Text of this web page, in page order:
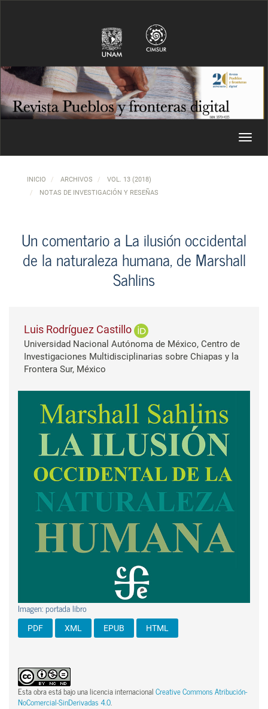
INICIO ARCHIVOS
VOL. 13 (2018)
NOTAS DE INVESTIGACIÓN Y RESEÑAS
Un comentario a La ilusión occidental
de la naturaleza humana, de Marshall
Sahlins
Luis Rodríguez Castillo
Universidad Nacional Autónoma de México, Centro de
Investigaciones Multidisciplinarias sobre Chiapas y la
Frontera Sur, México
Imagen: portada libro
PDF XML EPUB HTML
Esta obra está bajo una licencia internacionalCreative Commons Atribución-
NoComercial-SinDerivadas 4.0.